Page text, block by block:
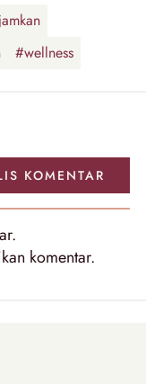
#wellness
KOMENTAR
komentar.